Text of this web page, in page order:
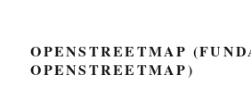
OPENSTREETMAP
OPENSTREETMAP)